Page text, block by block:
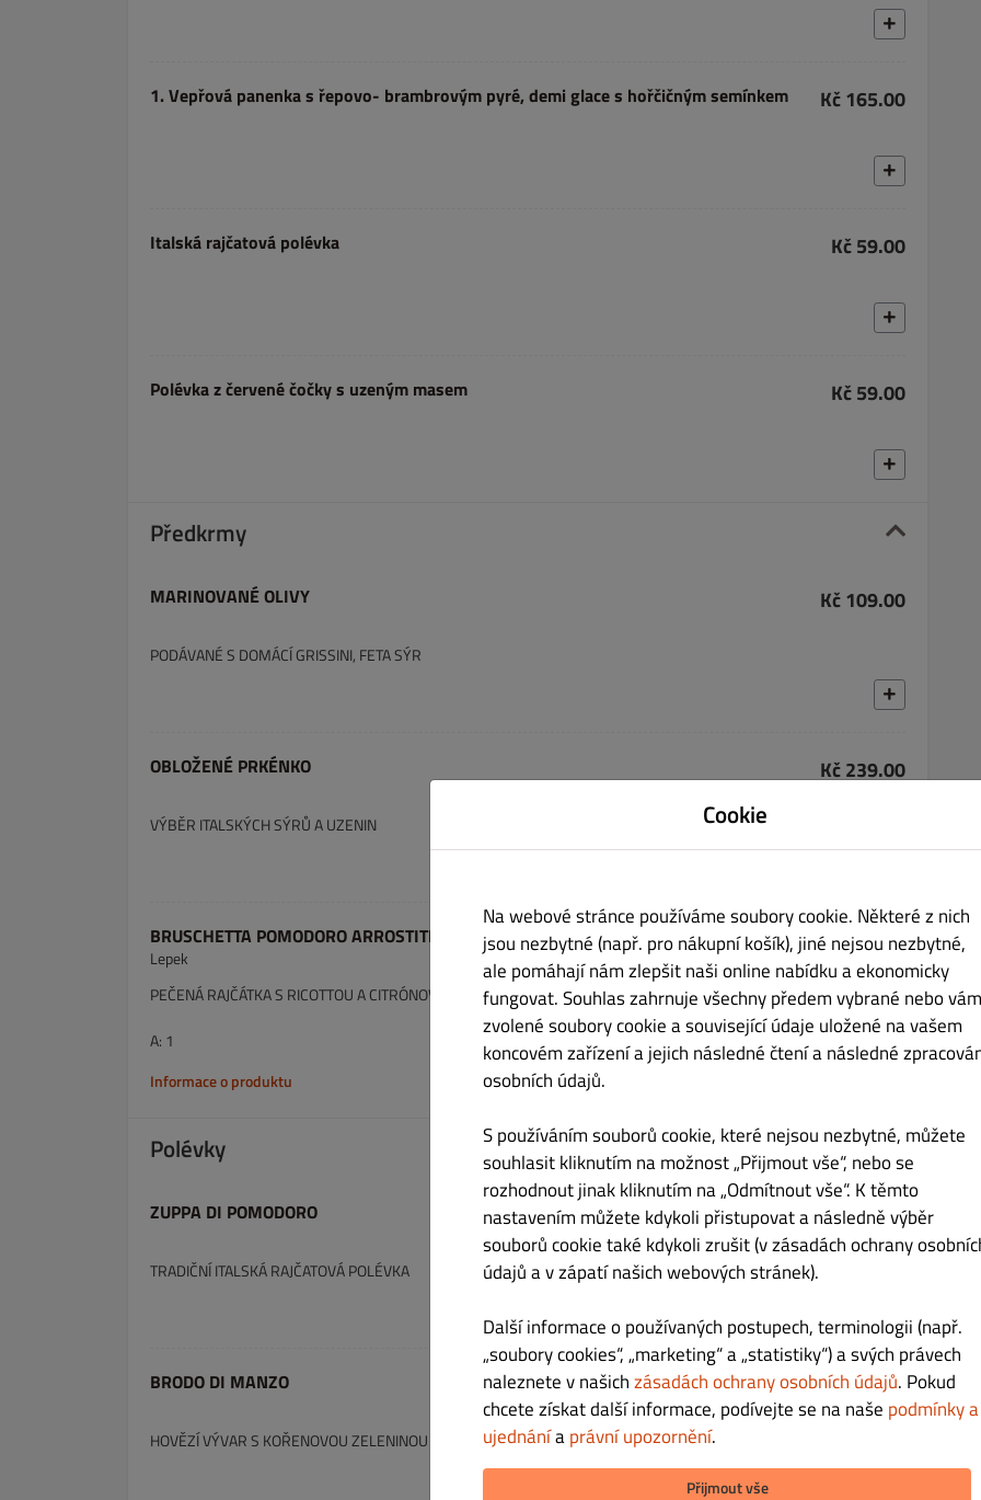
1. Vepřová panenka s řepovo- brambrovým pyré, demi glace s hořčičným semínkem Kč 165.00
Italská rajčatová polévka Kč 59.00
Polévka z červené čočky s uzeným masem Kč 59.00
Předkrmy
MARINOVANÉ OLIVY Kč 109.00
PODÁVANÉ S DOMÁCÍ GRISSINI, FETA SÝR
OBLOŽENÉ PRKÉNKO Kč 239.00
VÝBĚR ITALSKÝCH SÝRŮ A UZENIN
BRUSCHETTA POMODORO ARROSTITI
Lepek
Kč 169.00
PEČENÁ RAJČÁTKA S RICOTTOU A CITRÓNOVOU KŮROU NA DOMÁCÍM PEČIVU
A: 1
Informace o produktu
Polévky
ZUPPA DI POMODORO Kč 69.00
TRADIČNÍ ITALSKÁ RAJČATOVÁ POLÉVKA
BRODO DI MANZO Kč 89.00
HOVĚZÍ VÝVAR S KOŘENOVOU ZELENINOU A DOMÁCÍMI NUDLEMI
Cookie
Na webové stránce používáme soubory cookie. Některé z nich
jsou nezbytné (např. pro nákupní košík), jiné nejsou nezbytné,
ale pomáhají nám zlepšit naši online nabídku a ekonomicky
fungovat. Souhlas zahrnuje všechny předem vybrané nebo
zvolené soubory cookie a související údaje uložené na vašem
koncovém zařízení a jejich následné čtení a následné
osobních údajů.
S používáním souborů cookie, které nejsou nezbytné, můžete
souhlasit kliknutím na možnost „Přijmout vše“, nebo se
rozhodnout jinak kliknutím na „Odmítnout vše“. K těmto
nastavením můžete kdykoli přistupovat a následně výběr
souborů cookie také kdykoli zrušit (v zásadách ochrany
údajů a v zápatí našich webových stránek).
Další informace o používaných postupech, terminologii (např.
„soubory cookies“, „marketing“ a „statistiky“) a svých právech
naleznete v našichzásadách ochrany osobních údajů. Pokud
chcete získat další informace, podívejte se na naše podmínky a
ujednáníaprávní upozornění.
Přijmout vše